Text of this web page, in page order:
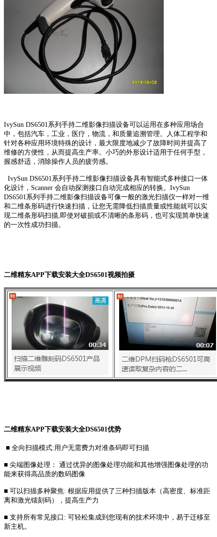
IvySun DS6501系列手持二维影像扫描设备可以运用在多种应用场合
中，包括汽车，工业，医疗，物流，和质量追溯管理。人体工程学和
针对各种应用环境特殊的设计，最大限度地减少了故障时间并提高了
维修的方便性，从而提高生产率。小巧的外形设计适用于任何手型，
握感舒适，消除操作人员的疲劳感。
IvySun DS6501系列手持二维影像扫描设备具有智能式多种接口一体
化设计，Scanner 会自动探测接口自动完成相应的转换。IvySun
DS6501系列手持二维影像扫描设备可像一般的激光扫描仪一样对一维
和二维条形码进行快速扫描，让您无需降低扫描质量或性能就可以实
现二维条形码扫描,即使对破损或不清晰的条形码，也可实现简单快速
的一次性成功扫描。
二维精东APP下载安装大全DS6501视频拍摄
二维精东APP下载安装大全DS6501优势
■ 全向扫描模式:用户无需费力对准条码即可扫描
■ 尖端图像处理： 通过优异的图像处理功能和其他增强图像处理的功
能来获得高品质的数码图像
■ 可以扫描多种聚焦: 根据应用提供了三种扫描版本（高密度、标准距
离和激光镭刻码），提高生产力
■ 支持所有常见接口: 可轻松集成到您现有的技术环境中，易于迁移至
新主机。